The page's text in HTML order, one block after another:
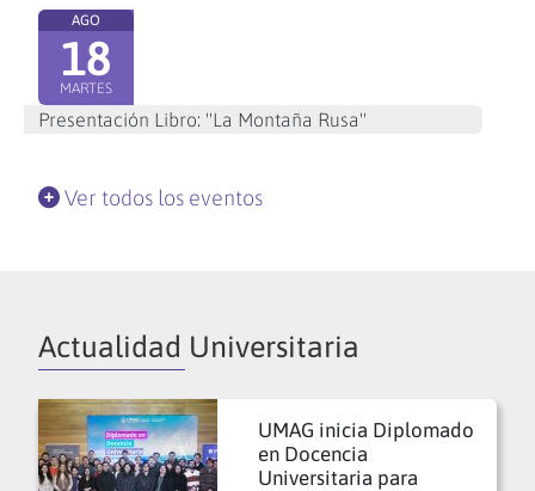
AGO
18
MARTES
Presentación Libro: "La Montaña Rusa"
Ver todos los eventos
Actualidad Universitaria
UMAG inicia Diplomado
en Docencia
Universitaria para